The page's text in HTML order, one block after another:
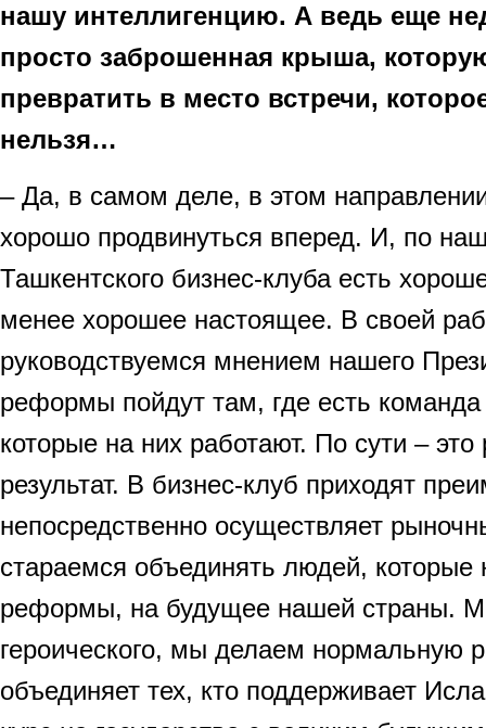
нашу интеллигенцию. А ведь еще
просто заброшенная крыша,
превратить в место встречи,
нельзя…
– Да, в самом деле, в этом
хорошо продвинуться вперед. И, по
Ташкентского бизнес-клуба есть
менее хорошее настоящее. В своей
руководствуемся мнением нашего
реформы пойдут там, где есть
которые на них работают. По сути –
результат. В бизнес-клуб приходят
непосредственно осуществляет
стараемся объединять людей, которые
реформы, на будущее нашей страны.
героического, мы делаем нормальную
объединяет тех, кто поддерживает